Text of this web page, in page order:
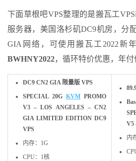
下面草根吧VPS整理的是搬瓦工
服务器，美国洛杉矶DC9机房，分
GIA网络，可使用搬瓦工2022新年
BWHNY2022，循环特价优惠，年付
DC9 CN2 GIA 限量版 VPS
SPECIAL 20G KVM PROMO
V3 – LOS ANGELES – CN2
GIA LIMITED EDITION DC9
VPS
内存：1G
CPU：1核
V5
内